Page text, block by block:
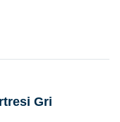
Gri